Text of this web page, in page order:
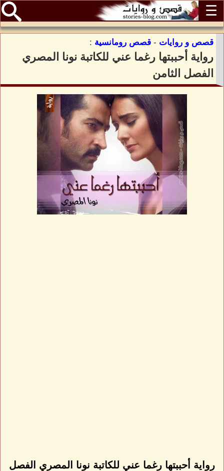
☰
قصص و روايات - قصص رومانسية :
رواية أحببتها رغما عني للكاتبة نونا المصري
الفصل الثامن
رواية أحببتها رغما عني للكاتبة نونا المصري الفصل